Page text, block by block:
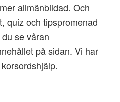
allmänbildad. Och
quiz och tipspromenad
se våran
på sidan. Vi har